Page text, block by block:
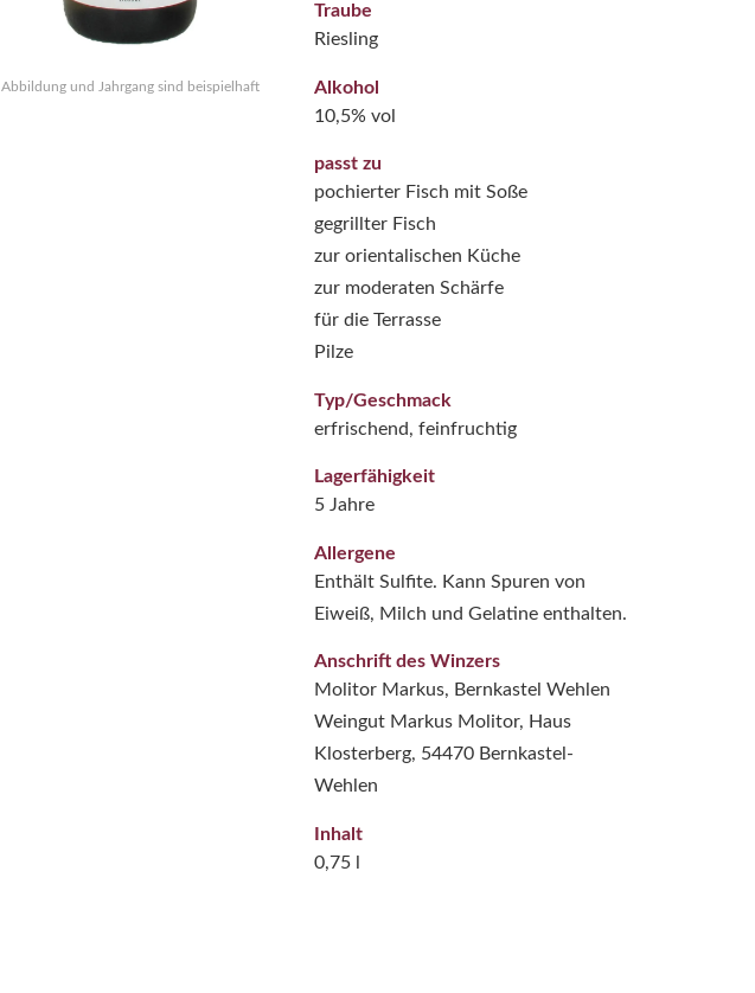
Abbildung und Jahrgang sind beispielhaft
Traube
Riesling
Alkohol
10,5% vol
passt zu
pochierter Fisch mit Soße
gegrillter Fisch
zur orientalischen Küche
zur moderaten Schärfe
für die Terrasse
Pilze
Typ/Geschmack
erfrischend, feinfruchtig
Lagerfähigkeit
5 Jahre
Allergene
Enthält Sulfite. Kann Spuren von
Eiweiß, Milch und Gelatine enthalten.
Anschrift des Winzers
Molitor Markus, Bernkastel Wehlen
Weingut Markus Molitor, Haus
Klosterberg, 54470 Bernkastel-
Wehlen
Inhalt
0,75 l